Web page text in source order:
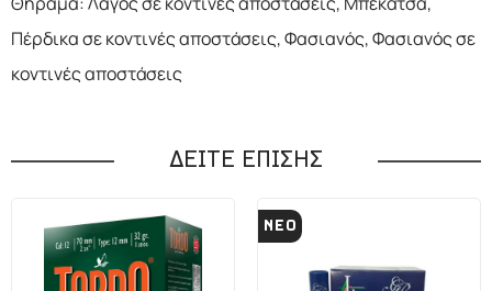
Πέρδικα σε κοντινές αποστάσεις, Φασιανός, Φασιανός σε
κοντινές αποστάσεις
ΔΕΙΤΕ ΕΠΙΣΗΣ
ΝΕΟ